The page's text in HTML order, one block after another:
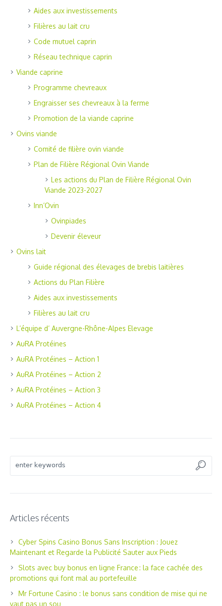
Aides aux investissements
Filières au lait cru
Code mutuel caprin
Réseau technique caprin
Viande caprine
Programme chevreaux
Engraisser ses chevreaux à la ferme
Promotion de la viande caprine
Ovins viande
Comité de filière ovin viande
Plan de Filière Régional Ovin Viande
Les actions du Plan de Filière Régional Ovin
Viande 2023-2027
Inn’Ovin
Ovinpiades
Devenir éleveur
Ovins lait
Guide régional des élevages de brebis laitières
Actions du Plan Filière
Aides aux investissements
Filières au lait cru
L’équipe d’ Auvergne-Rhône-Alpes Elevage
AuRA Protéines
AuRA Protéines – Action 1
AuRA Protéines – Action 2
AuRA Protéines – Action 3
AuRA Protéines – Action 4
Articles récents
Cyber Spins Casino Bonus Sans Inscription : Jouez
Maintenant et Regarde la Publicité Sauter aux Pieds
Slots avec buy bonus en ligne France : la face cachée des
promotions qui font mal au portefeuille
Mr Fortune Casino : le bonus sans condition de mise qui ne
vaut pas un sou